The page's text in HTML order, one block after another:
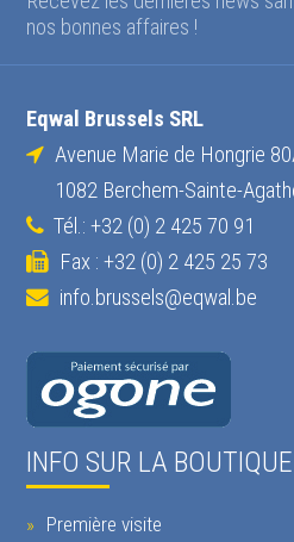
nos bonnes affaires !
Eqwal Brussels SRL
Avenue Marie de Hongrie
1082 Berchem-Sainte-
Tél.: +32 (0) 2 425 70 91
Fax : +32 (0) 2 425 25 73
info.brussels@eqwal.be
INFO SUR LA BOUTIQUE
Première visite